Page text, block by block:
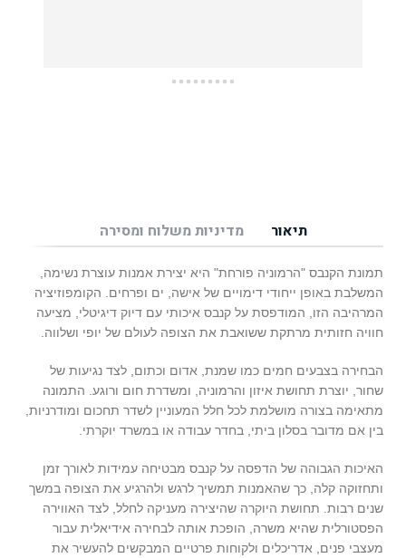
תיאור מדיניות משלוח ומסירה
תמונת הקנבס "הרמוניה פורחת" היא יצירת אמנות עוצרת נשימה,
המשלבת באופן ייחודי דימויים של אישה, ים ופרחים. הקומפוזיציה
המרהיבה הזו, המודפסת על קנבס איכותי עם דיוק דיגיטלי, מציעה
חוויה חזותית מרתקת ששואבת את הצופה לעולם של יופי ושלווה.
הבחירה בצבעים חמים כמו שמנת, אדום וכתום, לצד נגיעות של
שחור, יוצרת תחושת איזון והרמוניה, ומשדרת חום ורוגע. התמונה
מתאימה בצורה מושלמת לכל חלל המעוניין לשדר תחכום ומודרניות,
בין אם מדובר בסלון ביתי, בחדר עבודה או במשרד יוקרתי.
האיכות הגבוהה של הדפסה על קנבס מבטיחה עמידות לאורך זמן
ותחזוקה קלה, כך שהאמנות תמשיך לרגש ולהרגיע את הצופה במשך
שנים רבות. תחושת היוקרה שהיצירה מעניקה לחלל, לצד האווירה
הפסטורלית שהיא משרה, הופכת אותה לבחירה אידיאלית עבור
מעצבי פנים, אדריכלים ולקוחות פרטיים המבקשים להעשיר את